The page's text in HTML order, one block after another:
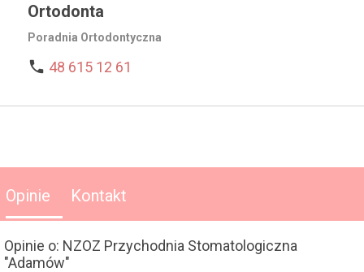
Ortodonta
Poradnia Ortodontyczna
 48 615 12 61
Opinie Kontakt
Opinie o: NZOZ Przychodnia Stomatologiczna
"Adamów"